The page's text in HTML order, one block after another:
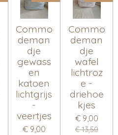
Commo
deman
dje
gewass
en
katoen
lichtgrijs
-
veertjes
€ 9,00
Commo
deman
dje
wafel
lichtroz
e -
driehoe
kjes
€ 9,00
€ 13,50